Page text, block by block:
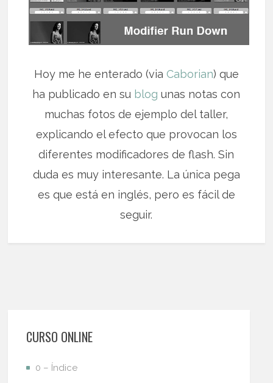
Hoy me he enterado (via Caborian) que
ha publicado en su blog unas notas con
muchas fotos de ejemplo del taller,
explicando el efecto que provocan los
diferentes modificadores de flash. Sin
duda es muy interesante. La única pega
es que está en inglés, pero es fácil de
seguir.
CURSO ONLINE
0 – Índice